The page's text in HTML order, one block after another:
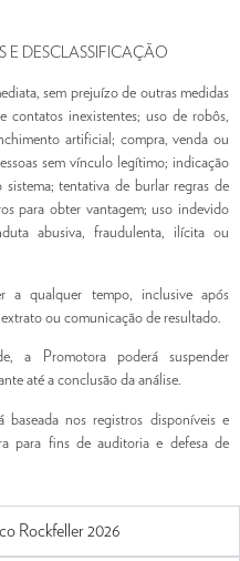
E DESCLASSIFICAÇÃO
sem prejuízo de outras medidas
contatos inexistentes; uso de robôs,
artificial; compra, venda ou
sem vínculo legítimo; indicação
tentativa de burlar regras de
para obter vantagem; uso indevido
abusiva, fraudulenta, ilícita ou
a qualquer tempo, inclusive após
ou comunicação de resultado.
a Promotora poderá suspender
até a conclusão da análise.
baseada nos registros disponíveis e
para fins de auditoria e defesa de
Rockfeller 2026